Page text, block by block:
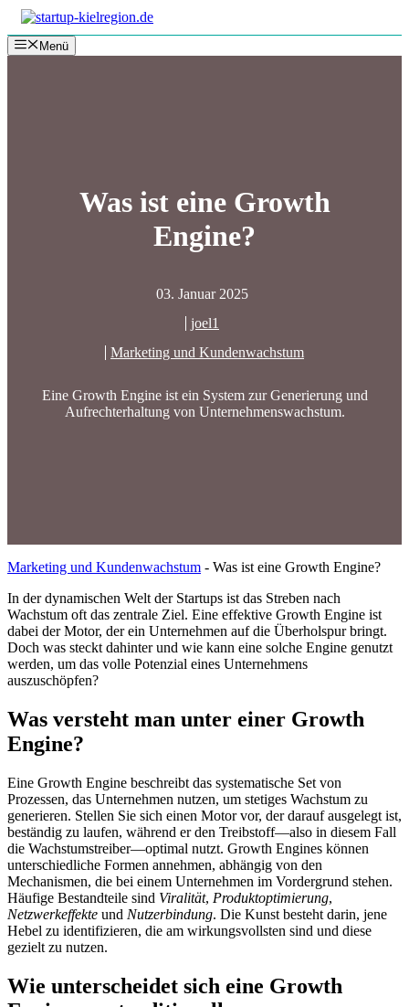
Zum
Inhalt
springenMenü
Was ist eine Growth
Engine?
03. Januar 2025
joel1
Marketing und Kundenwachstum
Eine Growth Engine ist ein System zur Generierung und
Aufrechterhaltung von Unternehmenswachstum.
Marketing und Kundenwachstum - Was ist eine Growth Engine?
In der dynamischen Welt der Startups ist das Streben nach
Wachstum oft das zentrale Ziel. Eine effektive Growth Engine ist
dabei der Motor, der ein Unternehmen auf die Überholspur bringt.
Doch was steckt dahinter und wie kann eine solche Engine genutzt
werden, um das volle Potenzial eines Unternehmens
auszuschöpfen?
Was versteht man unter einer Growth
Engine?
Eine Growth Engine beschreibt das systematische Set von
Prozessen, das Unternehmen nutzen, um stetiges Wachstum zu
generieren. Stellen Sie sich einen Motor vor, der darauf ausgelegt ist,
beständig zu laufen, während er den Treibstoff—also in diesem Fall
die Wachstumstreiber—optimal nutzt. Growth Engines können
unterschiedliche Formen annehmen, abhängig von den
Mechanismen, die bei einem Unternehmen im Vordergrund stehen.
Häufige Bestandteile sind Viralität, Produktoptimierung,
Netzwerkeffekte und Nutzerbindung. Die Kunst besteht darin, jene
Hebel zu identifizieren, die am wirkungsvollsten sind und diese
gezielt zu nutzen.
Wie unterscheidet sich eine Growth